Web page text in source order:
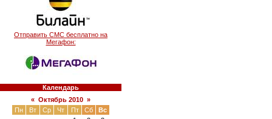
Отправить СМС бесплатно на
Мегафон:
Календарь
« Октябрь 2010 »
Пн
Вт Ср Чт Пт Сб
Вс